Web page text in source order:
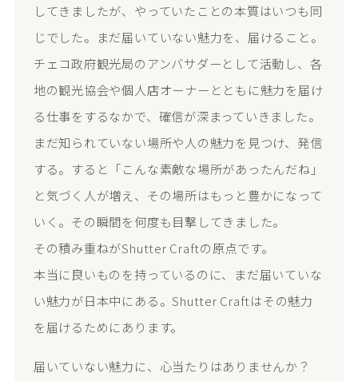
してきましたが、やっていたことの本質はいつも同
じでした。まだ届いていない魅力を、届けること。
チェコ政府観光局のアンバサダーとして活動し、各
地の観光協会や個人店オーナーとともに魅力を届け
る仕事をするなかで、確信が深まっていきました。
まだ知られていない場所や人の魅力を見つけ、発信
する。すると「こんな素敵な場所があったんだね」
と気づく人が増え、その場所はもっと豊かになって
いく。その瞬間を何度も目撃してきました。
その積み重ねがShutter Craftの原点です。
本当に良いものを持っているのに、まだ届いていな
い魅力が日本中にある。Shutter Craftはその魅力
を届けるためにあります。
届いていない魅力に、心当たりはありませんか？